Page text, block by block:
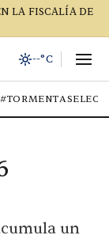
LA FISCALÍA DE
--°C
un